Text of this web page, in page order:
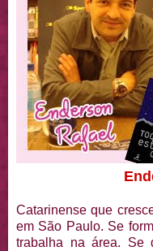
Catarinense que
em São Paulo. Se
trabalha na área.